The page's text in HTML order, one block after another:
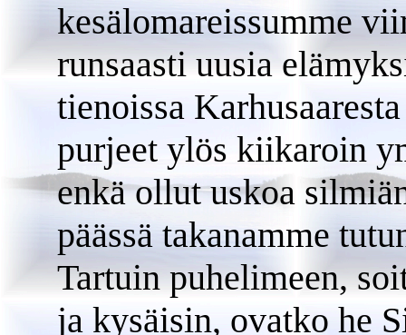
kesälomareissumme
runsaasti uusia
tienoissa
purjeet ylös kiikaroin
enkä ollut uskoa
päässä takanamme
Tartuin puhelimeen,
ja kysäisin, ovatko he